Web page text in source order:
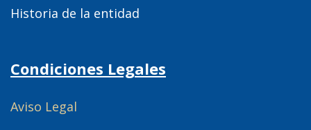
Historia de la entidad
Condiciones Legales
Aviso Legal